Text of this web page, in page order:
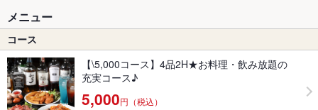
メニュー
コース
【\5,000コース】4品2H★お料理・飲み放題の
充実コース♪
5,000円（税込）